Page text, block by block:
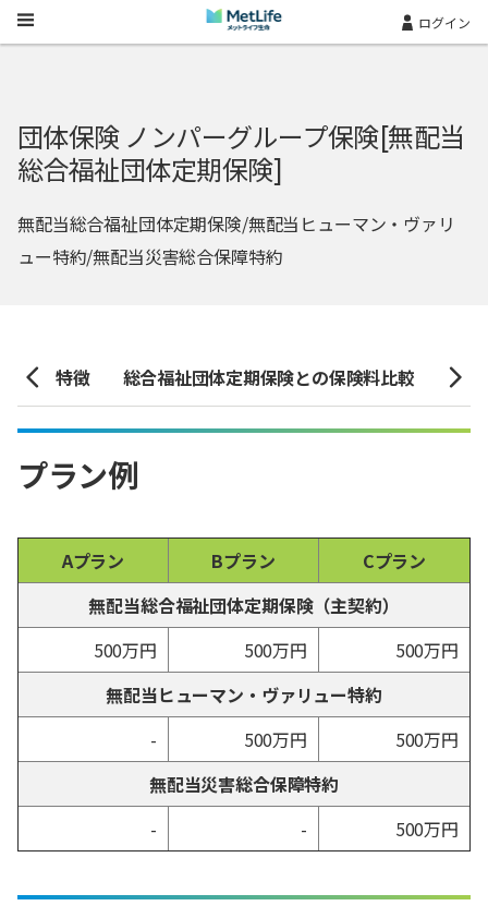
Skip Navigation ログイン
団体保険 ノンパーグループ保険[無配当
総合福祉団体定期保険]
無配当総合福祉団体定期保険/無配当ヒューマン・ヴァリ
ュー特約/無配当災害総合保障特約
特徴 総合福祉団体定期保険との保険料比較 プラ
プラン例
Aプラン Bプラン
Cプラン
無配当総合福祉団体定期保険（主契約）
500万円
500万円
500万円
無配当ヒューマン・ヴァリュー特約
-
500万円
500万円
無配当災害総合保障特約
-
- 500万円